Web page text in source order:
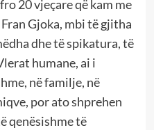
20 vjeçare që kam me
Gjoka, mbi të gjitha
dhe të spikatura, të
humane, ai i
në familje, në
por ato shprehen
qenësishme të